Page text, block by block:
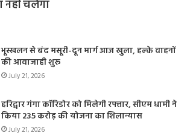
नहीं चलेगा
भूस्खलन से बंद मसूरी-दून मार्ग आज खुला, हल्के वाहनों
की आवाजाही शुरू
July 21, 2026
हरिद्वार गंगा कॉरिडोर को मिलेगी रफ्तार, सीएम धामी ने
किया 235 करोड़ की योजना का शिलान्यास
July 21, 2026